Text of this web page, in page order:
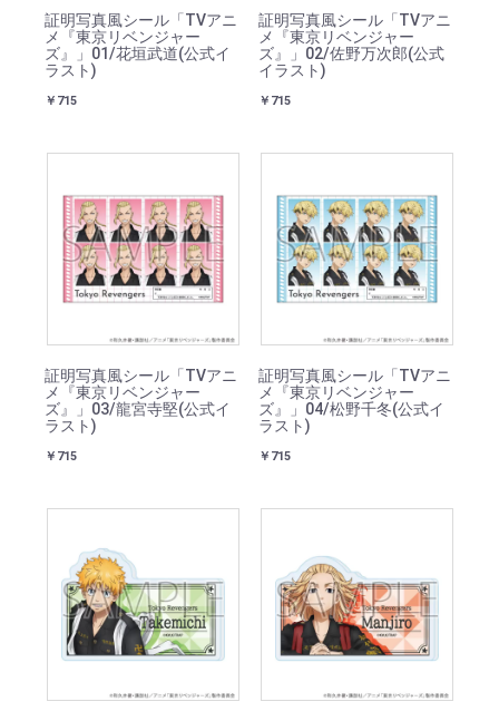
証明写真風シール「TVアニ
メ『東京リベンジャー
ズ』」01/花垣武道(公式イ
ラスト)
￥715
証明写真風シール「TVアニ
メ『東京リベンジャー
ズ』」02/佐野万次郎(公式
イラスト)
￥715
証明写真風シール「TVアニ
メ『東京リベンジャー
ズ』」03/龍宮寺堅(公式イ
ラスト)
￥715
証明写真風シール「TVアニ
メ『東京リベンジャー
ズ』」04/松野千冬(公式イ
ラスト)
￥715